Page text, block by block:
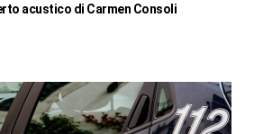
acustico di Carmen Consoli